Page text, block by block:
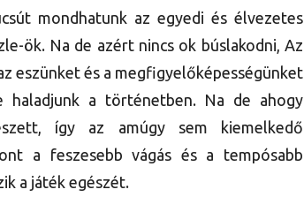
mondhatunk az egyedi és élvezetes
ök. Na de azért nincs ok búslakodni, Az
eszünket és a megfigyelőképességünket
a történetben. Na de ahogy
így az amúgy sem kiemelkedő
a feszesebb vágás és a tempósabb
a játék egészét.